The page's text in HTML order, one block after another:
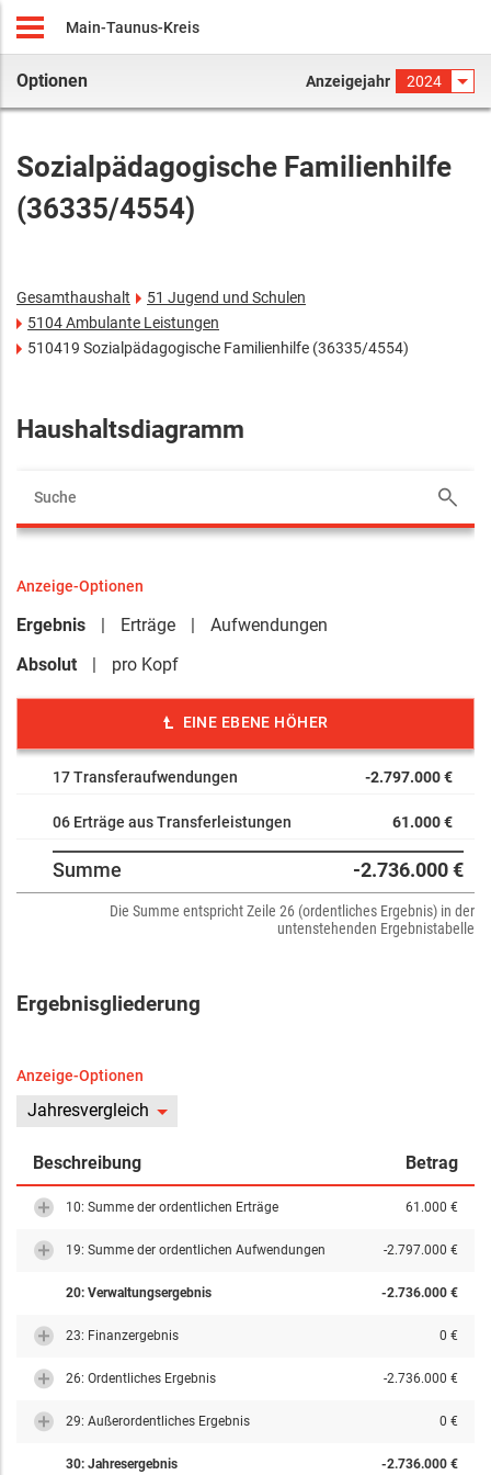
Main-Taunus-Kreis
Optionen Anzeigejahr 2024
Sozialpädagogische Familienhilfe
(36335/4554)
Gesamthaushalt
51 Jugend und Schulen
5104 Ambulante Leistungen
510419 Sozialpädagogische Familienhilfe (36335/4554)
Haushaltsdiagramm
Anzeige-Optionen
Ergebnis Erträge
Aufwendungen
Absolut
pro Kopf
EINE EBENE HÖHER
17 Transferaufwendungen -2.797.000 €
06 Erträge aus Transferleistungen 61.000 €
Summe -2.736.000 €
Die Summe entspricht Zeile 26 (ordentliches Ergebnis) in der
untenstehenden Ergebnistabelle
Ergebnisgliederung
Anzeige-Optionen
Jahresvergleich
Beschreibung Betrag
10: Summe der ordentlichen Erträge 61.000 €
19: Summe der ordentlichen Aufwendungen -2.797.000 €
20: Verwaltungsergebnis -2.736.000 €
23: Finanzergebnis 0 €
26: Ordentliches Ergebnis -2.736.000 €
29: Außerordentliches Ergebnis 0 €
30: Jahresergebnis -2.736.000 €